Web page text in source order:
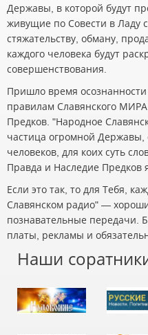
Державы, в которой будут
живущие по Совести в Ладу
стяжательству, обману,
каждого человека будут
совершенствования.
Пришло время
правилам Славянского
Предков. "Народное
частица огромной Державы,
человеков, для коих суть
Правда и Наследие Предков
Если это так, то для Тебя,
Славянском радио" —
познавательные передачи.
платы, рекламы и
Наши